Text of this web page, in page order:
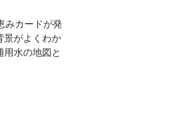
みカードが発
景がよくわか
水の地図と